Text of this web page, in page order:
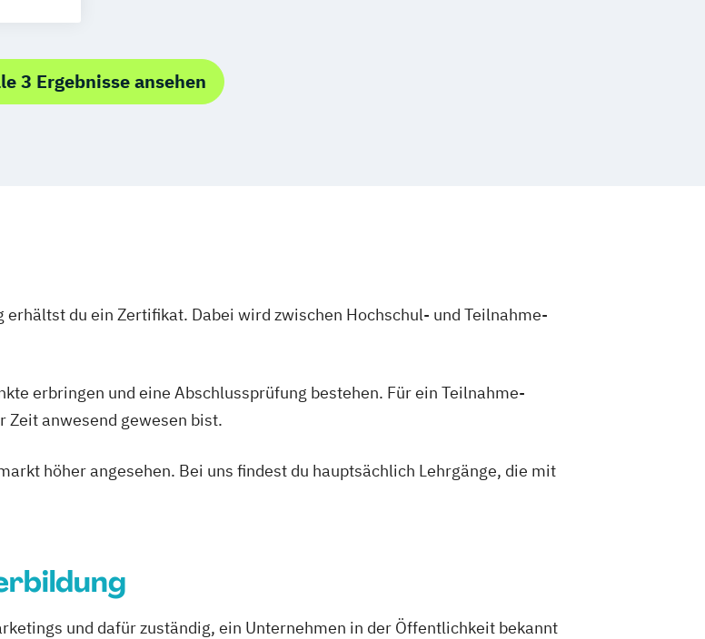
3 Ergebnisse ansehen
du ein Zertifikat. Dabei wird zwischen Hochschul- und Teilnahme-
erbringen und eine Abschlussprüfung bestehen. Für ein Teilnahme-
Zeit anwesend gewesen bist.
höher angesehen. Bei uns findest du hauptsächlich Lehrgänge, die mit
und dafür zuständig, ein Unternehmen in der Öffentlichkeit bekannt